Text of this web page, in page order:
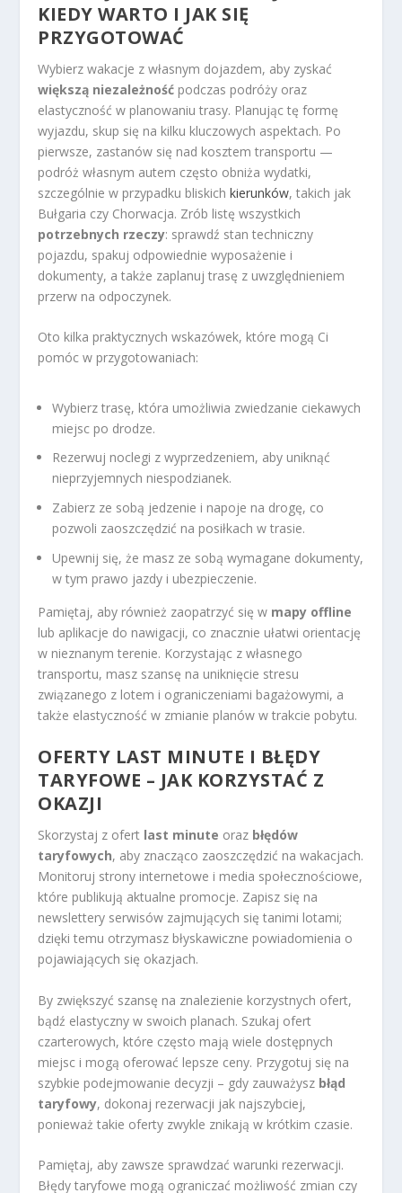
KIEDY WARTO I JAK SIĘ
PRZYGOTOWAĆ
Wybierz wakacje z własnym dojazdem, aby zyskać
większą niezależność podczas podróży oraz
elastyczność w planowaniu trasy. Planując tę formę
wyjazdu, skup się na kilku kluczowych aspektach. Po
pierwsze, zastanów się nad kosztem transportu —
podróż własnym autem często obniża wydatki,
szczególnie w przypadku bliskichkierunków, takich jak
Bułgaria czy Chorwacja. Zrób listę wszystkich
potrzebnych rzeczy: sprawdź stan techniczny
pojazdu, spakuj odpowiednie wyposażenie i
dokumenty, a także zaplanuj trasę z uwzględnieniem
przerw na odpoczynek.
Oto kilka praktycznych wskazówek, które mogą Ci
pomóc w przygotowaniach:
Wybierz trasę, która umożliwia zwiedzanie ciekawych
miejsc po drodze.
Rezerwuj noclegi z wyprzedzeniem, aby uniknąć
nieprzyjemnych niespodzianek.
Zabierz ze sobą jedzenie i napoje na drogę, co
pozwoli zaoszczędzić na posiłkach w trasie.
Upewnij się, że masz ze sobą wymagane dokumenty,
w tym prawo jazdy i ubezpieczenie.
Pamiętaj, aby również zaopatrzyć się w mapy offline
lub aplikacje do nawigacji, co znacznie ułatwi orientację
w nieznanym terenie. Korzystając z własnego
transportu, masz szansę na uniknięcie stresu
związanego z lotem i ograniczeniami bagażowymi, a
także elastyczność w zmianie planów w trakcie pobytu.
OFERTY LAST MINUTE I BŁĘDY
TARYFOWE – JAK KORZYSTAĆ Z
OKAZJI
Skorzystaj z ofert last minute oraz błędów
taryfowych, aby znacząco zaoszczędzić na wakacjach.
Monitoruj strony internetowe i media społecznościowe,
które publikują aktualne promocje. Zapisz się na
newslettery serwisów zajmujących się tanimi lotami;
dzięki temu otrzymasz błyskawiczne powiadomienia o
pojawiających się okazjach.
By zwiększyć szansę na znalezienie korzystnych ofert,
bądź elastyczny w swoich planach. Szukaj ofert
czarterowych, które często mają wiele dostępnych
miejsc i mogą oferować lepsze ceny. Przygotuj się na
szybkie podejmowanie decyzji – gdy zauważysz błąd
taryfowy, dokonaj rezerwacji jak najszybciej,
ponieważ takie oferty zwykle znikają w krótkim czasie.
Pamiętaj, aby zawsze sprawdzać warunki rezerwacji.
Błędy taryfowe mogą ograniczać możliwość zmian czy